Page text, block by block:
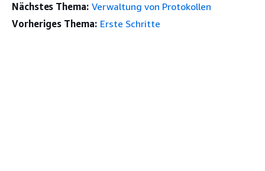
Nächstes Thema: Verwaltung von Protokollen
Vorheriges Thema: Erste Schritte